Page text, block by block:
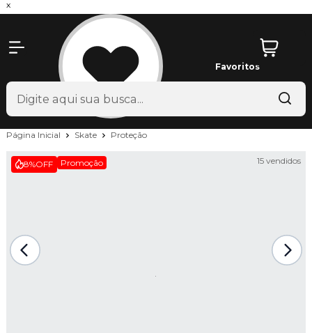
x
Favoritos
Página Inicial Skate Proteção
8%OFF Promoção 15 vendidos